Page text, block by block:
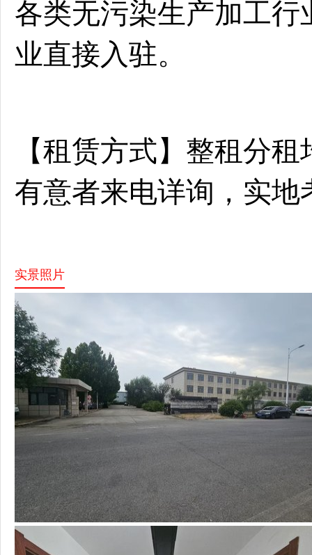
各类无污染生产加工
业直接入驻。
【租赁方式】整租分
有意者来电详询，实
实景照片